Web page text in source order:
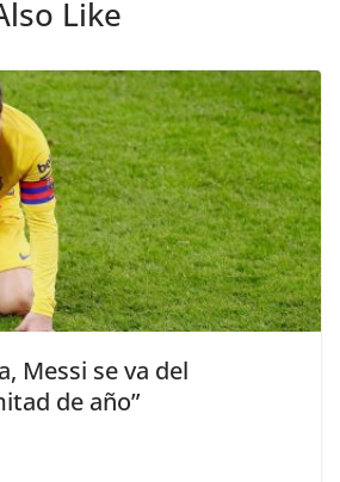
Like
Messi se va del
de año”